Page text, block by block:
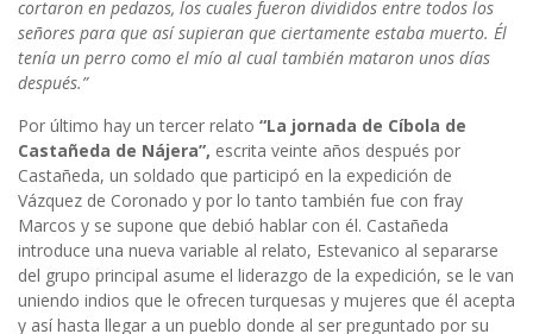
cortaron en pedazos, los cuales fueron divididos entre todos los
señores para que así supieran que ciertamente estaba muerto. Él
tenía un perro como el mío al cual también mataron unos días
después.”
Por último hay un tercer relato “La jornada de Cíbola de
Castañeda de Nájera”, escrita veinte años después por
Castañeda, un soldado que participó en la expedición de
Vázquez de Coronado y por lo tanto también fue con fray
Marcos y se supone que debió hablar con él. Castañeda
introduce una nueva variable al relato, Estevanico al separarse
del grupo principal asume el liderazgo de la expedición, se le van
uniendo indios que le ofrecen turquesas y mujeres que él acepta
y así hasta llegar a un pueblo donde al ser preguntado por su